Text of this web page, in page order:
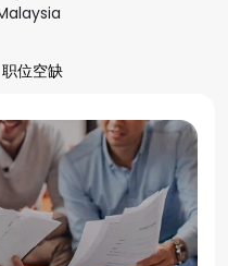
职位空缺